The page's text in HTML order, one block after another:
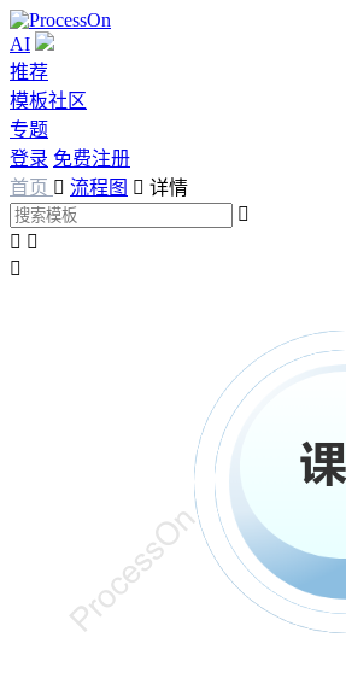
AI
推荐
模板社区
专题
登录 免费注册
首页  流程图  详情

 
